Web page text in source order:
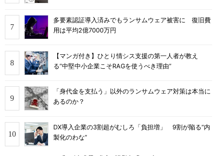
多要素認証導入済みでもランサムウェア被害に 復旧費
用は平均2億7000万円
【マンガ付き】ひとり情シス支援の第一人者が教え
る”中堅中小企業こそRAGを使うべき理由”
「身代金を支払う」以外のランサムウェア対策は本当に
あるのか？
DX導入企業の3割超がむしろ「負担増」 9割が陥る“内
製化のわな”